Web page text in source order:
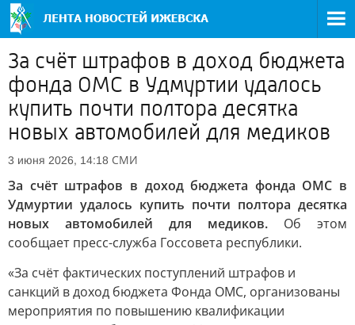
За счёт штрафов в доход бюджета
фонда ОМС в Удмуртии удалось
купить почти полтора десятка
новых автомобилей для медиков
3 июня 2026, 14:18 СМИ
За счёт штрафов в доход бюджета фонда ОМС в
Удмуртии удалось купить почти полтора десятка
новых автомобилей для медиков. Об этом
сообщает пресс-служба Госсовета республики.
«За счёт фактических поступлений штрафов и
санкций в доход бюджета Фонда ОМС, организованы
мероприятия по повышению квалификации